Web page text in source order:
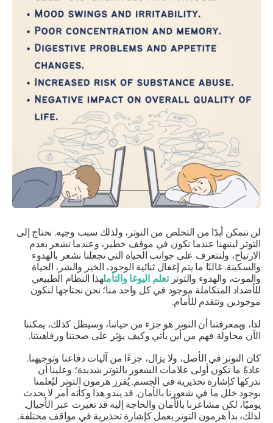
لن نتمكن أبدًا من التخلص من التوتر، ولذلك سبب وجيه. نحتاج إلى
التوتر لينبهنا عندما نكون في موقف خطير، وعندما نشعر بعدم
الارتياح، ولنتعرف على جوانب الحياة التي تجعلنا نشعر بالهدوء
والسكينة. غالبًا ما يتم إغفال ثنائية الوجود، الخير والشر، الحياة
والموت، والهدوء والتوترتعلم اليوغا والتأملهذا النظام الطبيعي
للأضداد المتكاملة موجود في كل واحد منا؛ نحن نحتاجها لنكون
موجودين ونتقدم للأمام.
لذا، وبمعرفتنا أن التوتر هو جزء من حياتنا، وسيظل كذلك، يمكننا
الآن محاولة فهم من أين يأتي وكيف يؤثر على صحتنا ورفاهيتنا.
كان التوتر في الأصل، ولا يزال، جزءًا من آليات دفاعنا وتوجيهنا.
عادةً ما تكون أولى علامات الشعور بالتوتر شديدة؛ وعلينا أن
ندركها كإشارة تحذيرية في الجسم. يُفرز هرمون التوتر ليُعلمنا
بوجود خلل ما في شعورنا بالأمان. قد يبدو هذا وكأنه أمر لا يحدث
يوميًا، لكن مشاعرنا بالأمان والحاجة إليه قد تغيرت عبر الأجيال.
لذلك، بدأ هرمون التوتر يعمل كإشارة تحذيرية في مواقف مختلفة.